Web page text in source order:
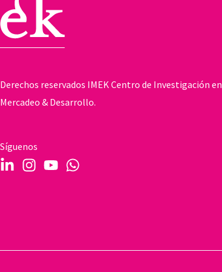
Derechos reservados IMEK Centro de Investigación en
Mercadeo & Desarrollo.
Síguenos